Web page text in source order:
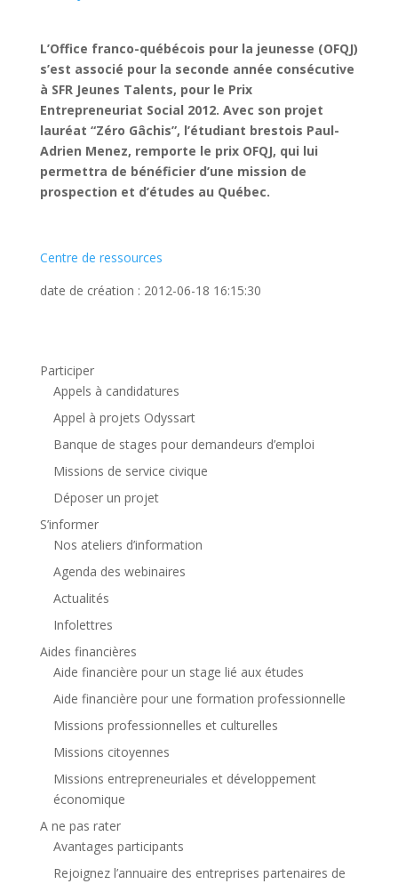
L’Office franco-québécois pour la jeunesse (OFQJ)
s’est associé pour la seconde année consécutive
à SFR Jeunes Talents, pour le Prix
Entrepreneuriat Social 2012. Avec son projet
lauréat “Zéro Gâchis”, l’étudiant brestois Paul-
Adrien Menez, remporte le prix OFQJ, qui lui
permettra de bénéficier d’une mission de
prospection et d’études au Québec.
Centre de ressources
date de création : 2012-06-18 16:15:30
Participer
Appels à candidatures
Appel à projets Odyssart
Banque de stages pour demandeurs d’emploi
Missions de service civique
Déposer un projet
S’informer
Nos ateliers d’information
Agenda des webinaires
Actualités
Infolettres
Aides financières
Aide financière pour un stage lié aux études
Aide financière pour une formation professionnelle
Missions professionnelles et culturelles
Missions citoyennes
Missions entrepreneuriales et développement
économique
A ne pas rater
Avantages participants
Rejoignez l’annuaire des entreprises partenaires de